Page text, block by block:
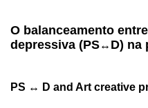
O balanceamento
depressiva (PS↔ D) na
PS ↔ D and Art creative